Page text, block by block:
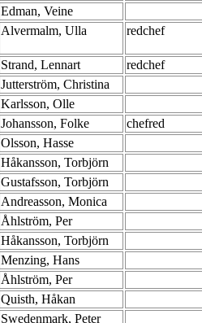
Edman, Veine
Alvermalm, Ulla redchef
Strand, Lennart redchef
Jutterström, Christina
Karlsson, Olle
Johansson, Folke chefred
Olsson, Hasse
Håkansson, Torbjörn
Gustafsson, Torbjörn
Andreasson, Monica
Åhlström, Per
Håkansson, Torbjörn
Menzing, Hans
Åhlström, Per
Quisth, Håkan
Swedenmark, Peter